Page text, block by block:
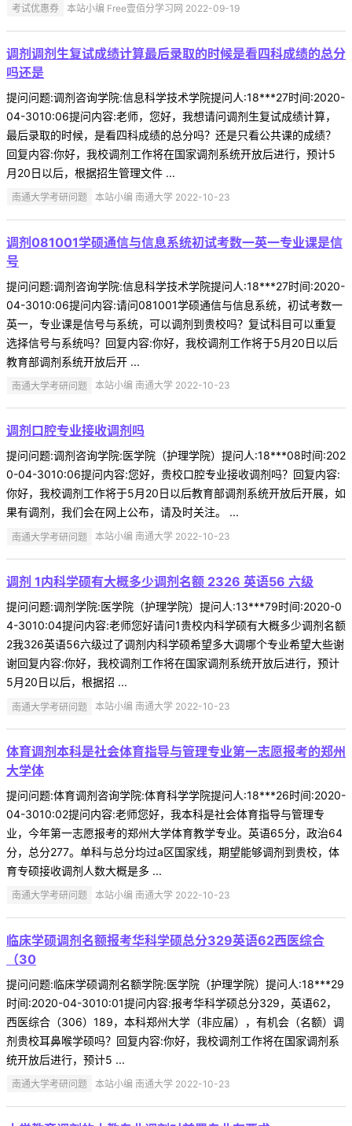
考试优惠券 本站小编 Free壹佰分学习网 2022-09-19
调剂调剂生复试成绩计算最后录取的时候是看四科成绩的总分
吗还是
提问问题:调剂咨询学院:信息科学技术学院提问人:18***27时间:2020-
04-3010:06提问内容:老师，您好，我想请问调剂生复试成绩计算，
最后录取的时候，是看四科成绩的总分吗？还是只看公共课的成绩？
回复内容:你好，我校调剂工作将在国家调剂系统开放后进行，预计5
月20日以后，根据招生管理文件 ...
南通大学考研问题 本站小编 南通大学 2022-10-23
调剂081001学硕通信与信息系统初试考数一英一专业课是信
号
提问问题:调剂咨询学院:信息科学技术学院提问人:18***27时间:2020-
04-3010:06提问内容:请问081001学硕通信与信息系统，初试考数一
英一，专业课是信号与系统，可以调剂到贵校吗？复试科目可以重复
选择信号与系统吗？回复内容:你好，我校调剂工作将于5月20日以后
教育部调剂系统开放后开 ...
南通大学考研问题 本站小编 南通大学 2022-10-23
调剂口腔专业接收调剂吗
提问问题:调剂咨询学院:医学院（护理学院）提问人:18***08时间:202
0-04-3010:06提问内容:您好，贵校口腔专业接收调剂吗？回复内容:
你好，我校调剂工作将于5月20日以后教育部调剂系统开放后开展，如
果有调剂，我们会在网上公布，请及时关注。 ...
南通大学考研问题 本站小编 南通大学 2022-10-23
调剂 1内科学硕有大概多少调剂名额 2326 英语56 六级
提问问题:调剂学院:医学院（护理学院）提问人:13***79时间:2020-0
4-3010:04提问内容:老师您好请问1贵校内科学硕有大概多少调剂名额
2我326英语56六级过了调剂内科学硕希望多大调哪个专业希望大些谢
谢回复内容:你好，我校调剂工作将在国家调剂系统开放后进行，预计
5月20日以后，根据招 ...
南通大学考研问题 本站小编 南通大学 2022-10-23
体育调剂本科是社会体育指导与管理专业第一志愿报考的郑州
大学体
提问问题:体育调剂咨询学院:体育科学学院提问人:18***26时间:2020-
04-3010:02提问内容:老师您好，我本科是社会体育指导与管理专
业，今年第一志愿报考的郑州大学体育教学专业。英语65分，政治64
分，总分277。单科与总分均过a区国家线，期望能够调剂到贵校，体
育专硕接收调剂人数大概是多 ...
南通大学考研问题 本站小编 南通大学 2022-10-23
临床学硕调剂名额报考华科学硕总分329英语62西医综合
（30
提问问题:临床学硕调剂名额学院:医学院（护理学院）提问人:18***29
时间:2020-04-3010:01提问内容:报考华科学硕总分329，英语62，
西医综合（306）189，本科郑州大学（非应届），有机会（名额）调
剂贵校耳鼻喉学硕吗？回复内容:你好，我校调剂工作将在国家调剂系
统开放后进行，预计5 ...
南通大学考研问题 本站小编 南通大学 2022-10-23